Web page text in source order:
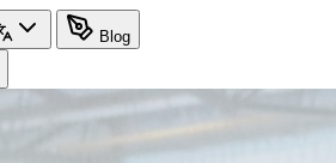
Blog